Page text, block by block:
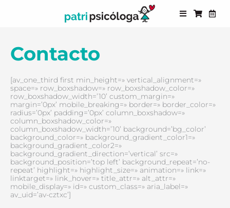
Bars
cartalt
Contacto
[av_one_third first min_height=» vertical_alignment=»
space=» row_boxshadow=» row_boxshadow_color=»
row_boxshadow_width=’10’ custom_margin=»
margin=’0px’ mobile_breaking=» border=» border_color=»
radius=’0px’ padding=’0px’ column_boxshadow=»
column_boxshadow_color=»
column_boxshadow_width=’10’ background=’bg_color’
background_color=» background_gradient_color1=»
background_gradient_color2=»
background_gradient_direction=’vertical’ src=»
background_position=’top left’ background_repeat=’no-
repeat’ highlight=» highlight_size=» animation=» link=»
linktarget=» link_hover=» title_attr=» alt_attr=»
mobile_display=» id=» custom_class=» aria_label=»
av_uid=’av-cztxc’]